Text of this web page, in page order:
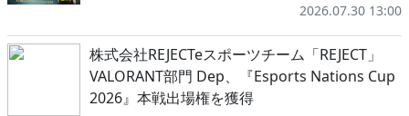
2026.07.30 13:00
株式会社REJECTeスポーツチーム「REJECT」
VALORANT部門 Dep、『Esports Nations Cup
2026』本戦出場権を獲得